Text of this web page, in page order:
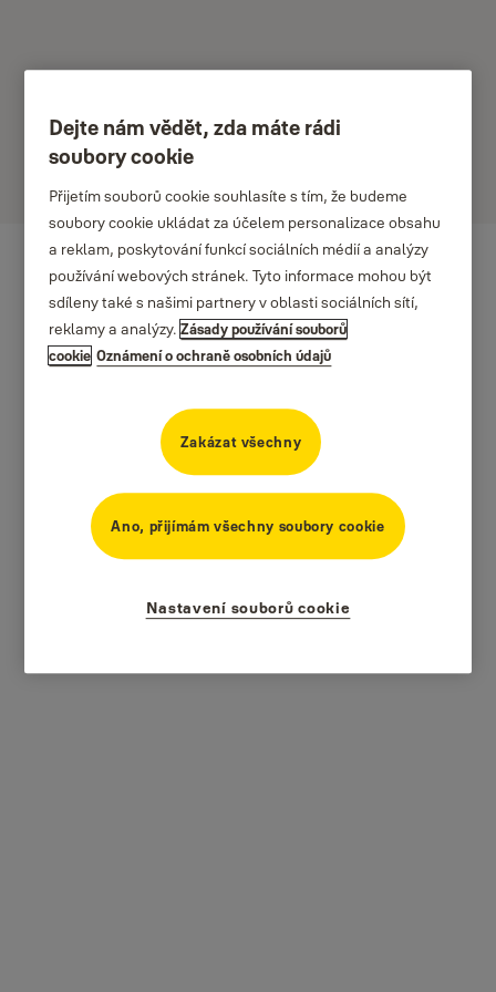
Impro Technologies
Dejte nám vědět, zda máte rádi
soubory cookie
Přijetím souborů cookie souhlasíte s tím, že budeme
soubory cookie ukládat za účelem personalizace obsahu
a reklam, poskytování funkcí sociálních médií a analýzy
používání webových stránek. Tyto informace mohou být
sdíleny také s našimi partnery v oblasti sociálních sítí,
reklamy a analýzy.Zásady používání souborů
cookie Oznámení o ochraně osobních údajů
Zakázat všechny
Ano, přijímám všechny soubory cookie
Nastavení souborů cookie